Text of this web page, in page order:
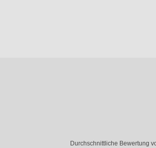
Durchschnittliche Bewertung